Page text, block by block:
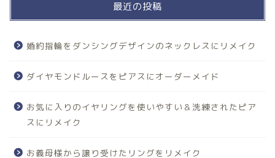
最近の投稿
婚約指輪をダンシングデザインのネックレスにリメイク
ダイヤモンドルースをピアスにオーダーメイド
お気に入りのイヤリングを使いやすい＆洗練されたピア
スにリメイク
お義母様から譲り受けたリングをリメイク